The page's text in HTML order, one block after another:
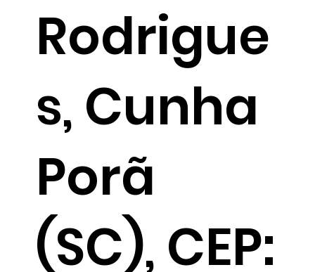
Rodrigue
s, Cunha
Porã
(SC), CEP: